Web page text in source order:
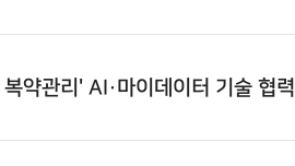
약관리' AI·마이데이터 기술 협력